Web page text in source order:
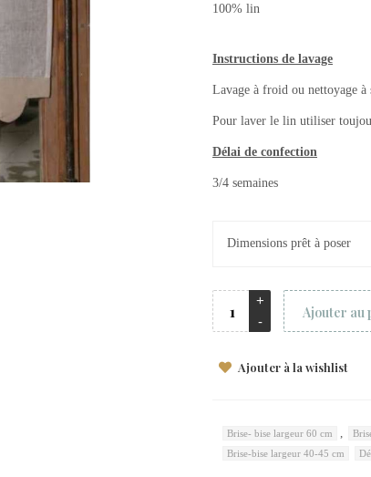
100% lin
Instructions de lavage
Lavage à froid ou nettoyage
Pour laver le lin utiliser
Délai de confection
3/4 semaines
Dimensions prêt à poser
Ajouter au
Ajouter à la wishlist
Brise- bise largeur 60 cm ,
Brise-bise largeur 40-45 cm